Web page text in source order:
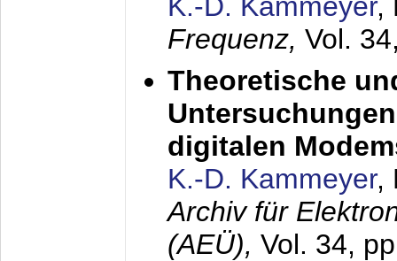
Frequenz, Vol.
Theoretische
digitalen
K.-D. Kammeyer,
Archiv für
(AEÜ), Vol. 34,